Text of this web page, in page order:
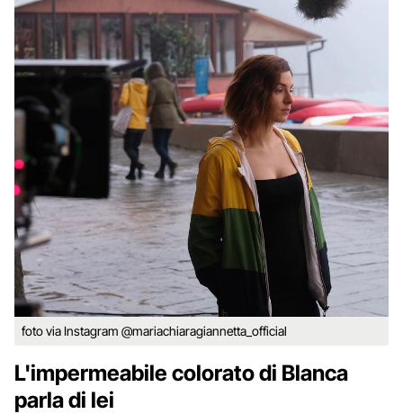
foto via Instagram @mariachiaragiannetta_official
L'impermeabile colorato di Blanca
parla di lei